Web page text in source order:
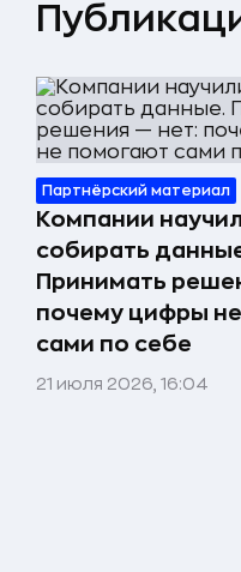
Партнёрский материал
Компании
собирать
Принимать
почему цифры
сами по себе
21 июля 2026, 16:04